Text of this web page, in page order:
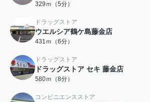
329ｍ（5分）
ドラッグストア
ウエルシア鶴ケ島藤金店
431ｍ（6分）
ドラッグストア
ドラッグストア セキ 藤金店
580ｍ（8分）
コンビニエンスストア